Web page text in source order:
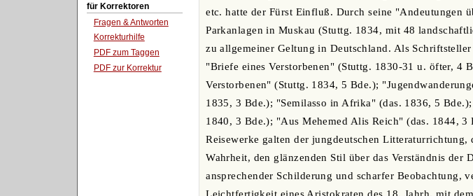
für Korrektoren
Fragen & Antworten
Korrekturhilfe
PDF zum Taggen
PDF zur Korrektur
etc. hatte der Fürst Einfluß. Durch seine "Andeutungen
Parkanlagen in Muskau (Stuttg. 1834, mit 48
zu allgemeiner Geltung in Deutschland. Als
"Briefe eines Verstorbenen" (Stuttg. 1830-31 u. öfter, 4
Verstorbenen" (Stuttg. 1834, 5 Bde.);
1835, 3 Bde.); "Semilasso in Afrika" (das. 1836, 5
1840, 3 Bde.); "Aus Mehemed Alis Reich" (das. 1844,
Reisewerke galten der jungdeutschen Litteraturrichtung,
Wahrheit, den glänzenden Stil über das Verständnis
ansprechender Schilderung und scharfer Beobachtung,
Leichtfertigkeit eines Aristokraten des 18. Jahrh. mit